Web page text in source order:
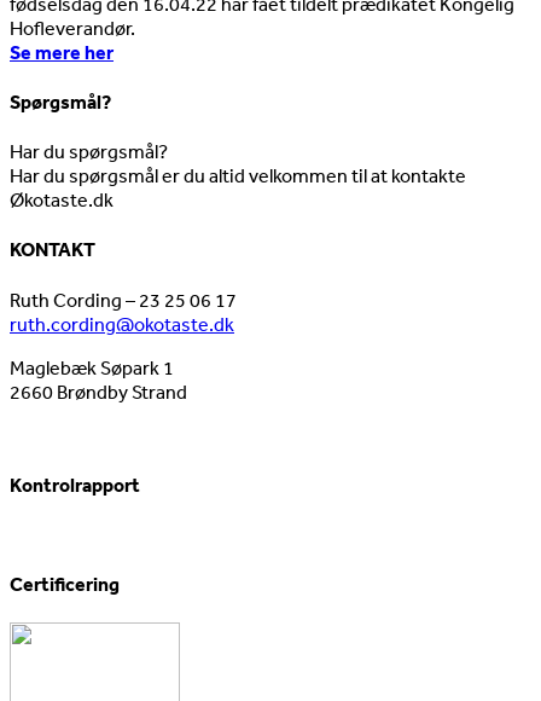
Hofleverandør.
Se mere her
Spørgsmål?
Har du spørgsmål?
Har du spørgsmål er du altid velkommen til at kontakte
Økotaste.dk
KONTAKT
Ruth Cording – 23 25 06 17
ruth.cording@okotaste.dk
Maglebæk Søpark 1
2660 Brøndby Strand
Kontrolrapport
Certificering